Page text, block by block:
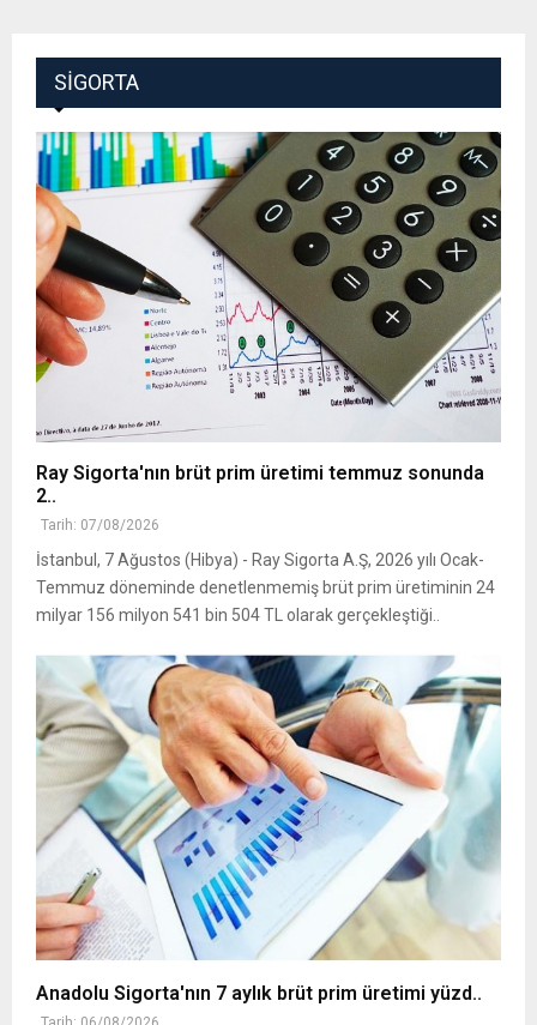
SIGORTA
Ray Sigorta'nın brüt prim üretimi temmuz sonunda
2..
Tarih: 07/08/2026
İstanbul, 7 Ağustos (Hibya) - Ray Sigorta A.Ş, 2026 yılı Ocak-
Temmuz döneminde denetlenmemiş brüt prim üretiminin 24
milyar 156 milyon 541 bin 504 TL olarak gerçekleştiği..
Anadolu Sigorta'nın 7 aylık brüt prim üretimi yüzd..